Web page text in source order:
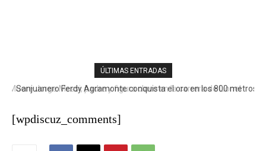
ÚLTIMAS ENTRADAS
Sanjuanero Ferdy Agramonte conquista el oro en los 800 metros
[wpdiscuz_comments]